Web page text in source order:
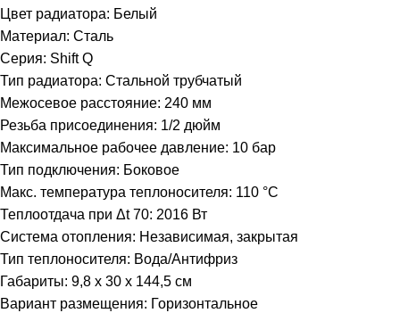
Цвет радиатора: Белый
Материал: Сталь
Серия: Shift Q
Тип радиатора: Стальной трубчатый
Межосевое расстояние: 240 мм
Резьба присоединения: 1/2 дюйм
Максимальное рабочее давление: 10 бар
Тип подключения: Боковое
Макс. температура теплоносителя: 110 °С
Теплоотдача при Δt 70: 2016 Вт
Система отопления: Независимая, закрытая
Тип теплоносителя: Вода/Антифриз
Габариты: 9,8 x 30 x 144,5 см
Вариант размещения: Горизонтальное